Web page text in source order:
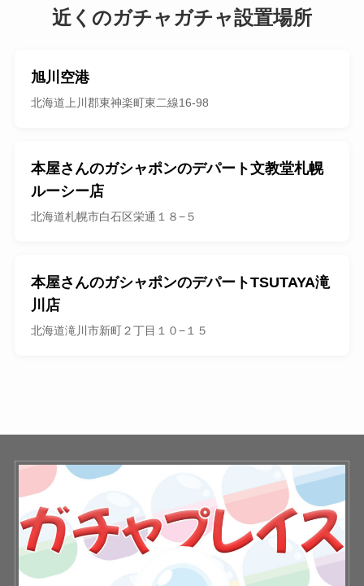
近くのガチャガチャ設置場所
旭川空港
北海道上川郡東神楽町東二線16-98
本屋さんのガシャポンのデパート文教堂札幌
ルーシー店
北海道札幌市白石区栄通１８−５
本屋さんのガシャポンのデパートTSUTAYA滝
川店
北海道滝川市新町２丁目１０−１５